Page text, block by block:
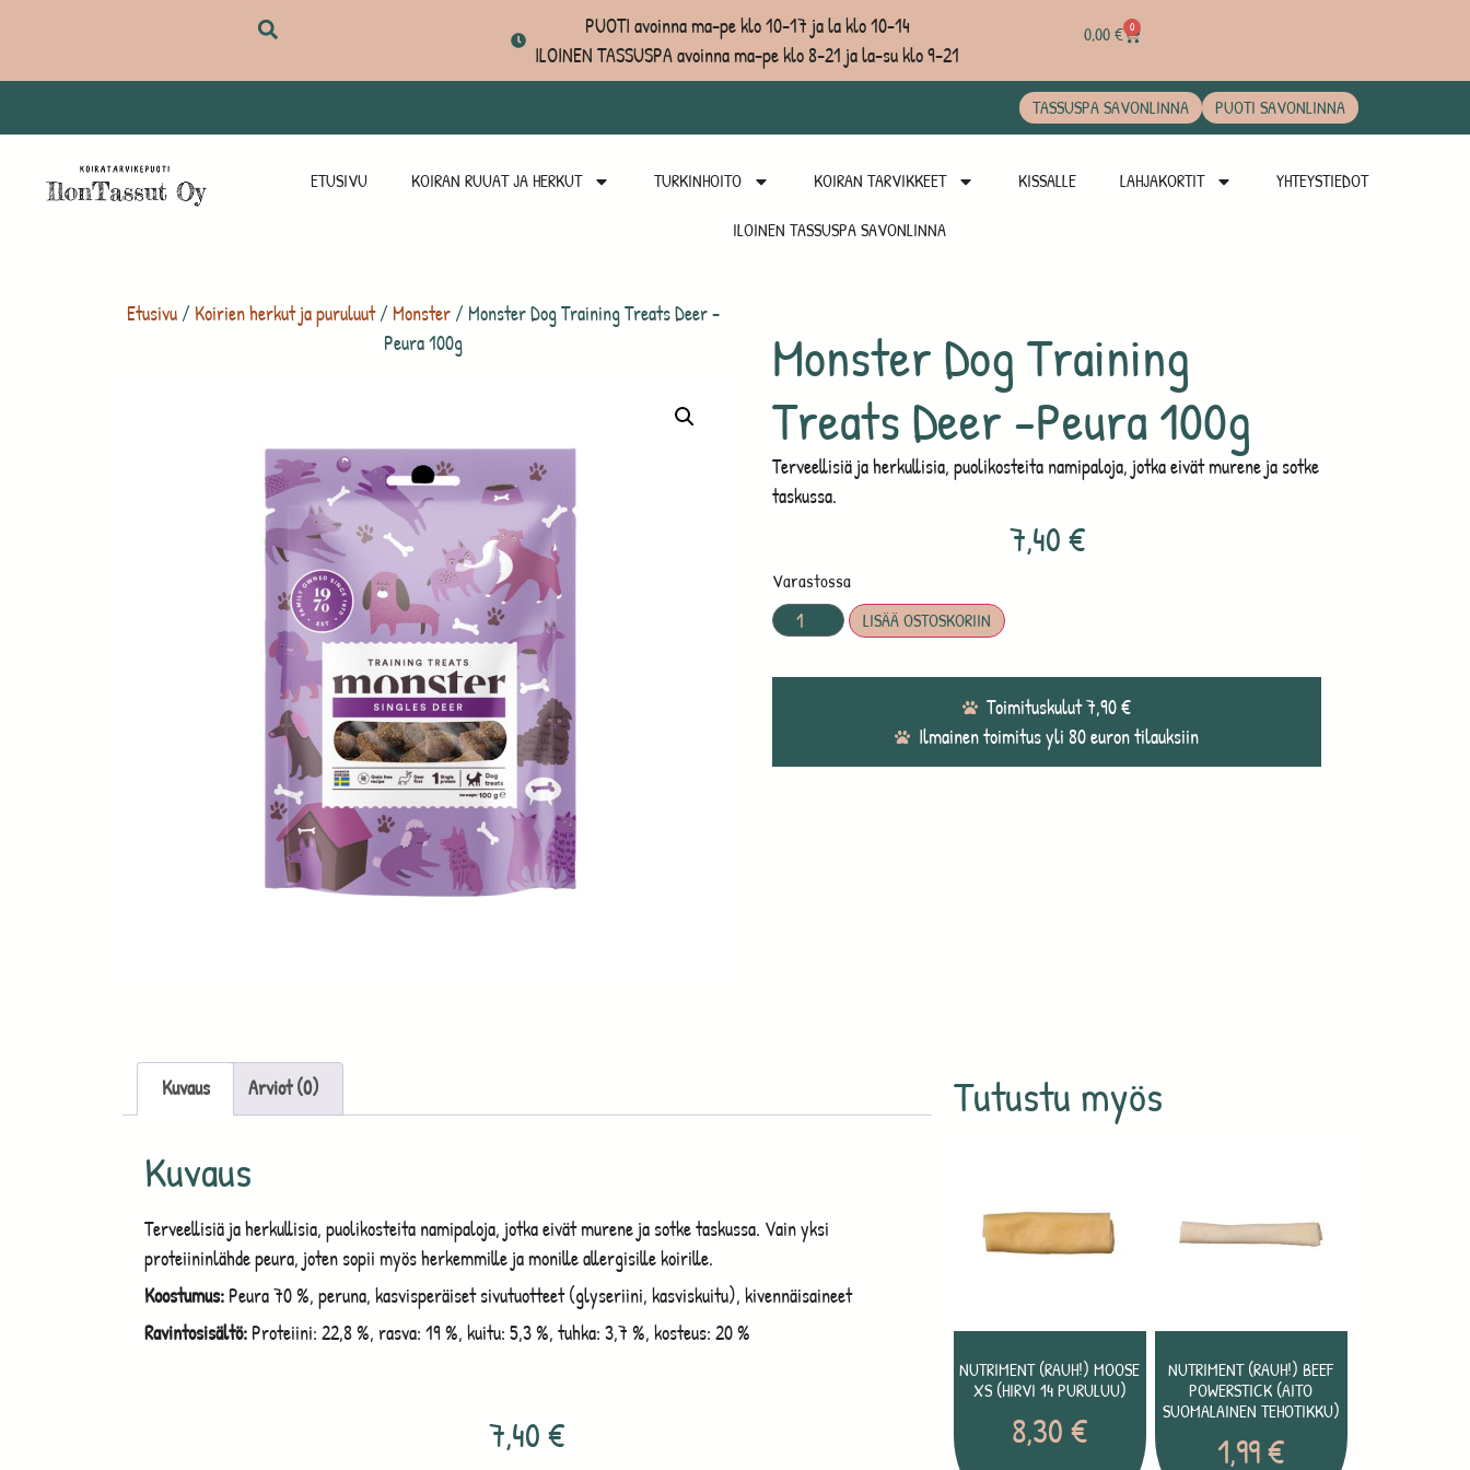
PUOTI avoinna ma-pe klo 10-17 ja la klo 10-14
ILOINEN TASSUSPA avoinna ma-pe klo 8-21 ja la-su klo 9-21
0,00€ 0
TASSUSPA SAVONLINNA PUOTI SAVONLINNA
ETUSIVU KOIRAN RUUAT JA HERKUT TURKINHOITO KOIRAN TARVIKKEET KISSALLE LAHJAKORTIT YHTEYSTIEDOT
ILOINEN TASSUSPA SAVONLINNA
Etusivu/Koirien herkut ja puruluut/ Monster/ Monster Dog Training Treats Deer -
Peura 100g
Monster Dog Training
Treats Deer -Peura 100g
Terveellisiä ja herkullisia, puolikosteita namipaloja, jotka eivät murene ja sotke
taskussa.
7,40€
Varastossa
LISÄÄ OSTOSKORIIN
Toimituskulut 7,90 €
Ilmainen toimitus yli 80 euron tilauksiin
Tutustu myös
NUTRIMENT (RAUH!) MOOSE
XS (HIRVI 14 PURULUU)
8,30€
NUTRIMENT (RAUH!) BEEF
POWERSTICK (AITO
SUOMALAINEN TEHOTIKKU)
1,99€
Kuvaus Arviot (0)
Kuvaus
Terveellisiä ja herkullisia, puolikosteita namipaloja, jotka eivät murene ja sotke taskussa. Vain yksi
proteiininlähde peura, joten sopii myös herkemmille ja monille allergisille koirille.
Koostumus: Peura 70 %, peruna, kasvisperäiset sivutuotteet (glyseriini, kasviskuitu), kivennäisaineet
Ravintosisältö: Proteiini: 22,8 %, rasva: 19 %, kuitu: 5,3 %, tuhka: 3,7 %, kosteus: 20 %
7,40€